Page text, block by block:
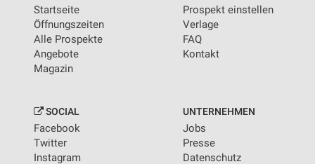
Startseite
Öffnungszeiten
Alle Prospekte
Angebote
Magazin
Prospekt einstellen
Verlage
FAQ
Kontakt
SOCIAL
Facebook
Twitter
Instagram
UNTERNEHMEN
Jobs
Presse
Datenschutz